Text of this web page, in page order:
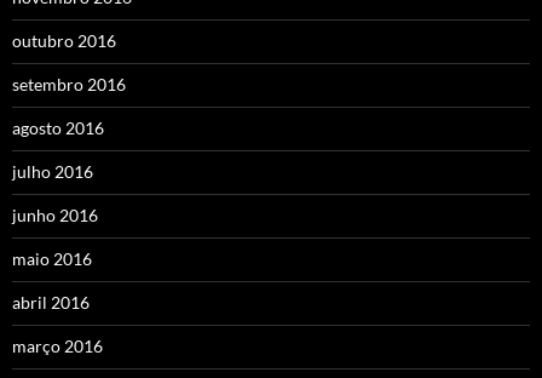
outubro 2016
setembro 2016
agosto 2016
julho 2016
junho 2016
maio 2016
abril 2016
março 2016